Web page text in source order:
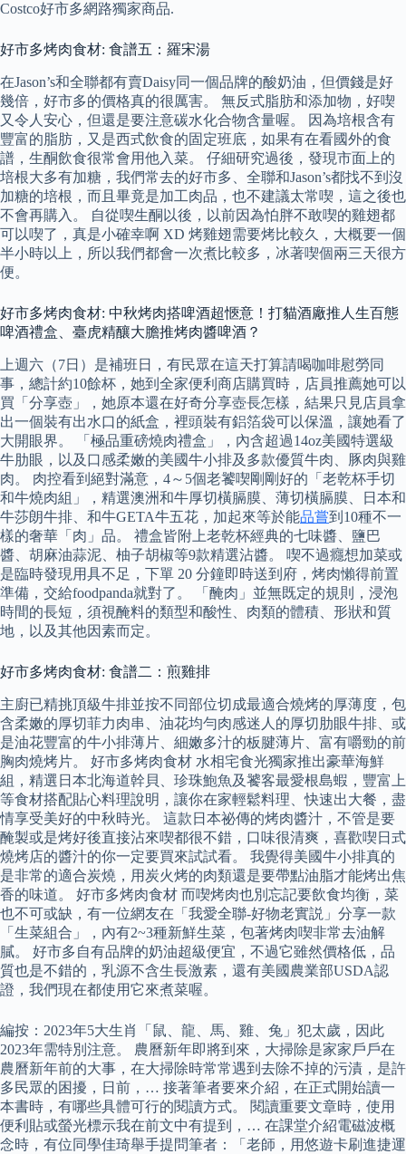
Costco好市多網路獨家商品.
好市多烤肉食材: 食譜五：羅宋湯
在Jason’s和全聯都有賣Daisy同一個品牌的酸奶油，但價錢是好
幾倍，好市多的價格真的很厲害。 無反式脂肪和添加物，好喫
又令人安心，但還是要注意碳水化合物含量喔。 因為培根含有
豐富的脂肪，又是西式飲食的固定班底，如果有在看國外的食
譜，生酮飲食很常會用他入菜。 仔細研究過後，發現市面上的
培根大多有加糖，我們常去的好市多、全聯和Jason’s都找不到沒
加糖的培根，而且畢竟是加工肉品，也不建議太常喫，這之後也
不會再購入。 自從喫生酮以後，以前因為怕胖不敢喫的雞翅都
可以喫了，真是小確幸啊 XD 烤雞翅需要烤比較久，大概要一個
半小時以上，所以我們都會一次煮比較多，冰著喫個兩三天很方
便。
好市多烤肉食材: 中秋烤肉搭啤酒超愜意！打貓酒廠推人生百態
啤酒禮盒、臺虎精釀大膽推烤肉醬啤酒？
上週六（7日）是補班日，有民眾在這天打算請喝咖啡慰勞同
事，總計約10餘杯，她到全家便利商店購買時，店員推薦她可以
買「分享壺」，她原本還在好奇分享壺長怎樣，結果只見店員拿
出一個裝有出水口的紙盒，裡頭裝有鋁箔袋可以保溫，讓她看了
大開眼界。 「極品重磅燒肉禮盒」，內含超過14oz美國特選級
牛肋眼，以及口感柔嫩的美國牛小排及多款優質牛肉、豚肉與雞
肉。 肉控看到絕對滿意，4～5個老饕喫剛剛好的「老乾杯手切
和牛燒肉組」，精選澳洲和牛厚切橫膈膜、薄切橫膈膜、日本和
牛莎朗牛排、和牛GETA牛五花，加起來等於能品嘗到10種不一
樣的奢華「肉」品。 禮盒皆附上老乾杯經典的七味醬、鹽巴
醬、胡麻油蒜泥、柚子胡椒等9款精選沾醬。 喫不過癮想加菜或
是臨時發現用具不足，下單 20 分鐘即時送到府，烤肉懶得前置
準備，交給foodpanda就對了。 「醃肉」並無既定的規則，浸泡
時間的長短，須視醃料的類型和酸性、肉類的體積、形狀和質
地，以及其他因素而定。
好市多烤肉食材: 食譜二：煎雞排
主廚已精挑頂級牛排並按不同部位切成最適合燒烤的厚薄度，包
含柔嫩的厚切菲力肉串、油花均勻肉感迷人的厚切肋眼牛排、或
是油花豐富的牛小排薄片、細嫩多汁的板腱薄片、富有嚼勁的前
胸肉燒烤片。 好市多烤肉食材 水相宅食光獨家推出豪華海鮮
組，精選日本北海道幹貝、珍珠鮑魚及饕客最愛根島蝦，豐富上
等食材搭配貼心料理說明，讓你在家輕鬆料理、快速出大餐，盡
情享受美好的中秋時光。 這款日本祕傳的烤肉醬汁，不管是要
醃製或是烤好後直接沾來喫都很不錯，口味很清爽，喜歡喫日式
燒烤店的醬汁的你一定要買來試試看。 我覺得美國牛小排真的
是非常的適合炭燒，用炭火烤的肉類還是要帶點油脂才能烤出焦
香的味道。 好市多烤肉食材 而喫烤肉也別忘記要飲食均衡，菜
也不可或缺，有一位網友在「我愛全聯-好物老實説」分享一款
「生菜組合」，內有2~3種新鮮生菜，包著烤肉喫非常去油解
膩。 好市多自有品牌的奶油超級便宜，不過它雖然價格低，品
質也是不錯的，乳源不含生長激素，還有美國農業部USDA認
證，我們現在都使用它來煮菜喔。
編按：2023年5大生肖「鼠、龍、馬、雞、兔」犯太歲，因此
2023年需特別注意。 農曆新年即將到來，大掃除是家家戶戶在
農曆新年前的大事，在大掃除時常常遇到去除不掉的污漬，是許
多民眾的困擾，日前，… 接著筆者要來介紹，在正式開始讀一
本書時，有哪些具體可行的閱讀方式。 閱讀重要文章時，使用
便利貼或螢光標示我在前文中有提到，… 在課堂介紹電磁波概
念時，有位同學佳琦舉手提問筆者：「老師，用悠遊卡刷進捷運